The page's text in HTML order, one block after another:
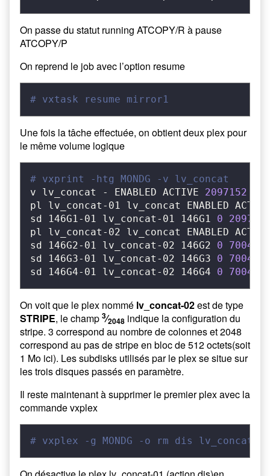
On passe du statut running ATCOPY/R à pause
ATCOPY/P
On reprend le job avec l’option resume
# vxtask resume mirror1
Une fois la tâche effectuée, on obtient deux plex pour
le même volume logique
# vxprint -htg MONDG -v lv_concat
v lv_concat - ENABLED ACTIVE 2097152
pl lv_concat-01 lv_concat ENABLED
sd 146G1-01 lv_concat-01 146G1 0
pl lv_concat-02 lv_concat ENABLED
sd 146G2-01 lv_concat-02 146G2 0
700416
sd 146G3-01 lv_concat-02 146G3 0
700416
sd 146G4-01 lv_concat-02 146G4 0 700416
On voit que le plex nommé lv_concat-02est de type
STRIPE, le champ 3⁄2048 indique la configuration du
stripe. 3 correspond au nombre de colonnes et 2048
correspond au pas de stripe en bloc de 512 octets(soit
1 Mo ici). Les subdisks utilisés par le plex se situe sur
les trois disques passés en paramètre.
Il reste maintenant à supprimer le premier plex avec la
commande vxplex
# vxplex -g MONDG -o rm dis lv_concat-